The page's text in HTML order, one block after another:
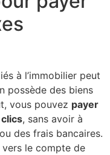
à l’immobilier peut
possède des biens
vous pouvez payer
, sans avoir à
des frais bancaires.
le compte de